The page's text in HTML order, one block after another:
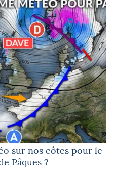
sur nos côtes pour le
Pâques ?